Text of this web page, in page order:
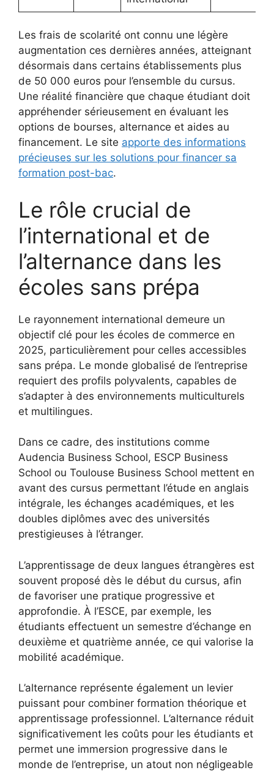
Les frais de scolarité ont connu une légère
augmentation ces dernières années, atteignant
désormais dans certains établissements plus
de 50 000 euros pour l’ensemble du cursus.
Une réalité financière que chaque étudiant doit
appréhender sérieusement en évaluant les
options de bourses, alternance et aides au
financement. Le site apporte des informations
précieuses sur les solutions pour financer sa
formation post-bac.
Le rôle crucial de
l’international et de
l’alternance dans les
écoles sans prépa
Le rayonnement international demeure un
objectif clé pour les écoles de commerce en
2025, particulièrement pour celles accessibles
sans prépa. Le monde globalisé de l’entreprise
requiert des profils polyvalents, capables de
s’adapter à des environnements multiculturels
et multilingues.
Dans ce cadre, des institutions comme
Audencia Business School, ESCP Business
School ou Toulouse Business School mettent en
avant des cursus permettant l’étude en anglais
intégrale, les échanges académiques, et les
doubles diplômes avec des universités
prestigieuses à l’étranger.
L’apprentissage de deux langues étrangères est
souvent proposé dès le début du cursus, afin
de favoriser une pratique progressive et
approfondie. À l’ESCE, par exemple, les
étudiants effectuent un semestre d’échange en
deuxième et quatrième année, ce qui valorise la
mobilité académique.
L’alternance représente également un levier
puissant pour combiner formation théorique et
apprentissage professionnel. L’alternance réduit
significativement les coûts pour les étudiants et
permet une immersion progressive dans le
monde de l’entreprise, un atout non négligeable